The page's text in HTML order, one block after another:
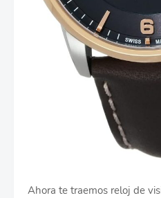
Ahora te traemos reloj de